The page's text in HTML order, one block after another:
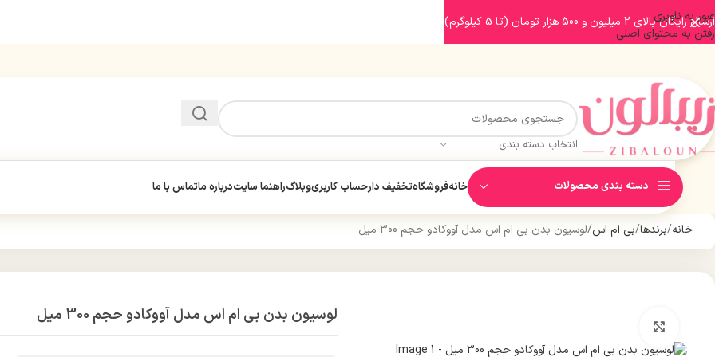
عبور به ناوبری
رفتن به محتوای اصلی
انتخاب دسته بندی
دسته بندی محصولات خانهفروشگاهتخفیف دارحساب کاربریوبلاگراهنما سایتدرباره ماتماس با ما
خانه برندها بی ام اس لوسیون بدن بی ام اس مدل آووکادو حجم 300 میل
لوسیون بدن بی ام اس مدل آووکادو حجم 300 میل
ارسال رایگان بالای 2 میلیون و 500 هزار تومان (تا 5 کیلوگرم)